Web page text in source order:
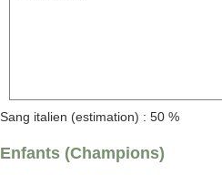
Sang italien (estimation) : 50 %
Enfants (Champions)